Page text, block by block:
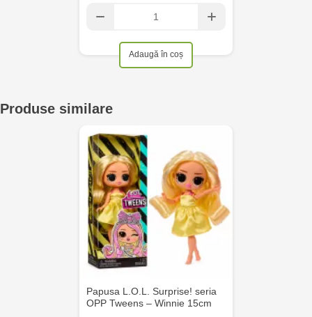
Adaugă în coș
Produse similare
Papusa L.O.L. Surprise! seria
OPP Tweens – Winnie 15cm